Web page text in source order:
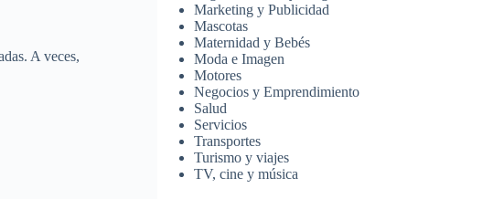
A veces,
Marketing y Publicidad
Mascotas
Maternidad y Bebés
Moda e Imagen
Motores
Negocios y Emprendimiento
Salud
Servicios
Transportes
Turismo y viajes
TV, cine y música